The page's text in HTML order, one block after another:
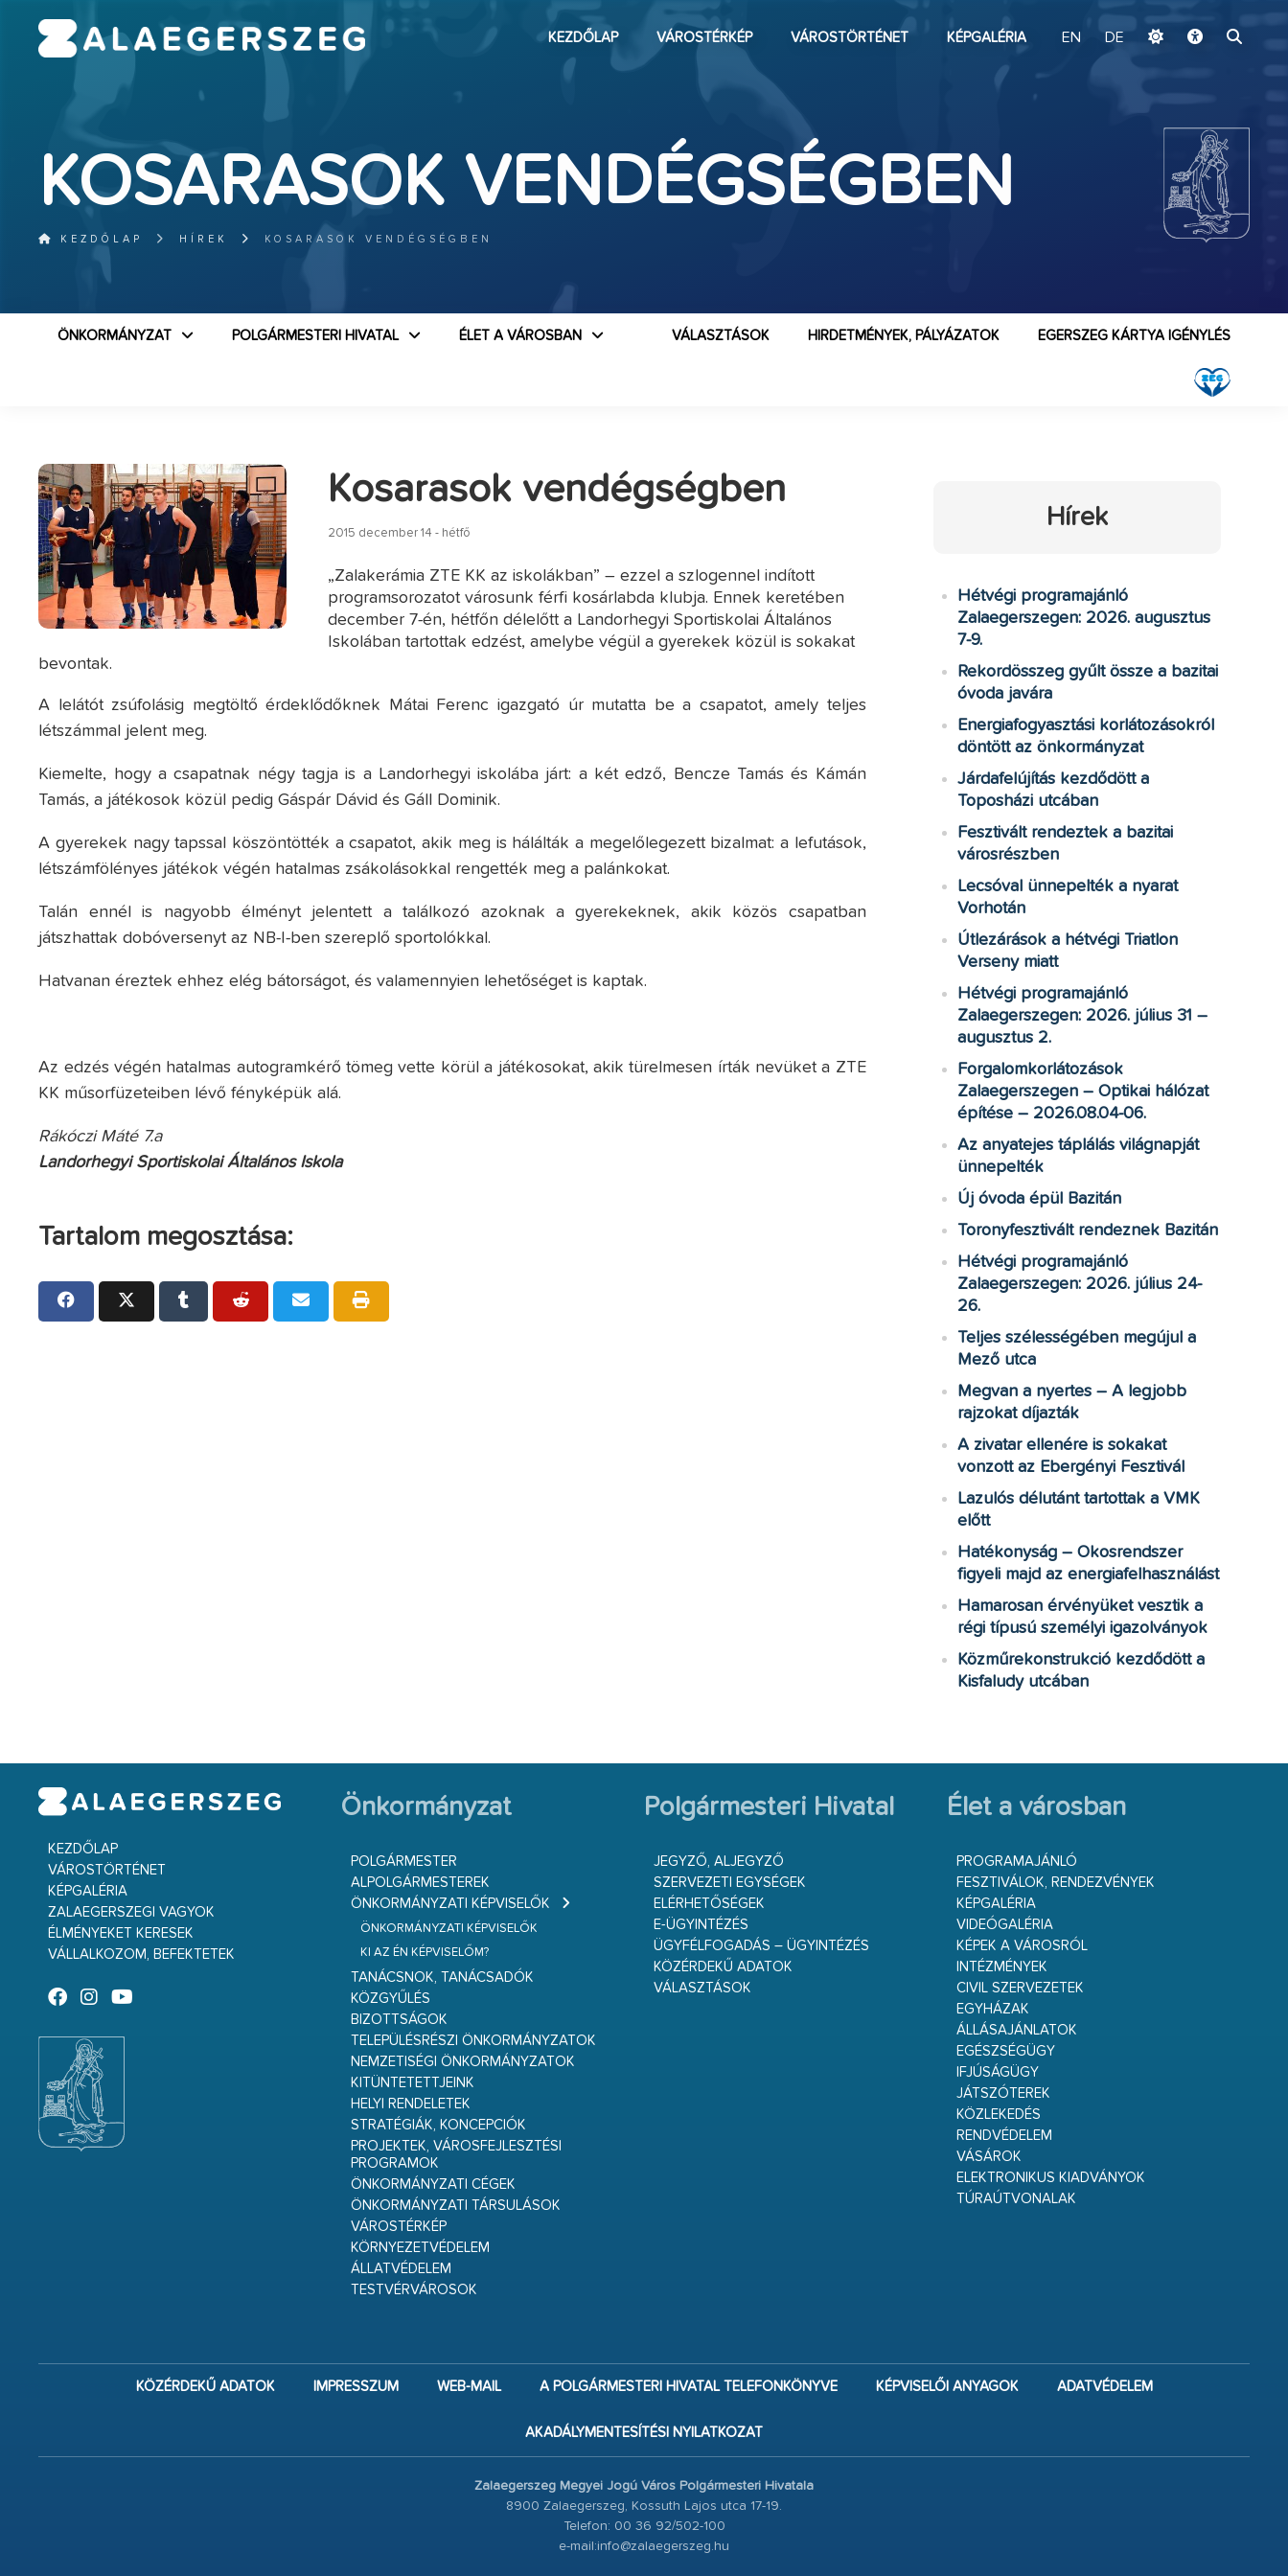
KEZDŐLAP VÁROSTÉRKÉP VÁROSTÖRTÉNET KÉPGALÉRIA EN DE
KOSARASOK VENDÉGSÉGBEN
KEZDŐLAP HÍREK KOSARASOK VENDÉGSÉGBEN
ÖNKORMÁNYZAT POLGÁRMESTERI HIVATAL ÉLET A VÁROSBAN EGERSZEG KÁRTYA IGÉNYLÉS
HIRDETMÉNYEK, PÁLYÁZATOK
VÁLASZTÁSOK
Kosarasok vendégségben
2015 december 14 - hétfő
„Zalakerámia ZTE KK az iskolákban” – ezzel a szlogennel indított
programsorozatot városunk férfi kosárlabda klubja. Ennek keretében
december 7-én, hétfőn délelőtt a Landorhegyi Sportiskolai Általános
Iskolában tartottak edzést, amelybe végül a gyerekek közül is sokakat
bevontak.
A lelátót zsúfolásig megtöltő érdeklődőknek Mátai Ferenc igazgató úr mutatta be a csapatot, amely teljes
létszámmal jelent meg.
Kiemelte, hogy a csapatnak négy tagja is a Landorhegyi iskolába járt: a két edző, Bencze Tamás és Kámán
Tamás, a játékosok közül pedig Gáspár Dávid és Gáll Dominik.
A gyerekek nagy tapssal köszöntötték a csapatot, akik meg is hálálták a megelőlegezett bizalmat: a lefutások,
létszámfölényes játékok végén hatalmas zsákolásokkal rengették meg a palánkokat.
Talán ennél is nagyobb élményt jelentett a találkozó azoknak a gyerekeknek, akik közös csapatban
játszhattak dobóversenyt az NB-I-ben szereplő sportolókkal.
Hatvanan éreztek ehhez elég bátorságot, és valamennyien lehetőséget is kaptak.
Az edzés végén hatalmas autogramkérő tömeg vette körül a játékosokat, akik türelmesen írták nevüket a ZTE
KK műsorfüzeteiben lévő fényképük alá.
Rákóczi Máté 7.a
Landorhegyi Sportiskolai Általános Iskola
Tartalom megosztása:
Hírek
Hétvégi programajánló
Zalaegerszegen: 2026. augusztus
7-9.
Rekordösszeg gyűlt össze a bazitai
óvoda javára
Energiafogyasztási korlátozásokról
döntött az önkormányzat
Járdafelújítás kezdődött a
Toposházi utcában
Fesztivált rendeztek a bazitai
városrészben
Lecsóval ünnepelték a nyarat
Vorhotán
Útlezárások a hétvégi Triatlon
Verseny miatt
Hétvégi programajánló
Zalaegerszegen: 2026. július 31 –
augusztus 2.
Forgalomkorlátozások
Zalaegerszegen – Optikai hálózat
építése – 2026.08.04-06.
Az anyatejes táplálás világnapját
ünnepelték
Új óvoda épül Bazitán
Toronyfesztivált rendeznek Bazitán
Hétvégi programajánló
Zalaegerszegen: 2026. július 24-
26.
Teljes szélességében megújul a
Mező utca
Megvan a nyertes – A legjobb
rajzokat díjazták
A zivatar ellenére is sokakat
vonzott az Ebergényi Fesztivál
Lazulós délutánt tartottak a VMK
előtt
Hatékonyság – Okosrendszer
figyeli majd az energiafelhasználást
Hamarosan érvényüket vesztik a
régi típusú személyi igazolványok
Közműrekonstrukció kezdődött a
Kisfaludy utcában
KEZDŐLAP
VÁROSTÖRTÉNET
KÉPGALÉRIA
ZALAEGERSZEGI VAGYOK
ÉLMÉNYEKET KERESEK
VÁLLALKOZOM, BEFEKTETEK
Önkormányzat
POLGÁRMESTER
ALPOLGÁRMESTEREK
ÖNKORMÁNYZATI KÉPVISELŐK
ÖNKORMÁNYZATI KÉPVISELŐK
KI AZ ÉN KÉPVISELŐM?
TANÁCSNOK, TANÁCSADÓK
KÖZGYŰLÉS
BIZOTTSÁGOK
TELEPÜLÉSRÉSZI ÖNKORMÁNYZATOK
NEMZETISÉGI ÖNKORMÁNYZATOK
KITÜNTETETTJEINK
HELYI RENDELETEK
STRATÉGIÁK, KONCEPCIÓK
PROJEKTEK, VÁROSFEJLESZTÉSI
PROGRAMOK
ÖNKORMÁNYZATI CÉGEK
ÖNKORMÁNYZATI TÁRSULÁSOK
VÁROSTÉRKÉP
KÖRNYEZETVÉDELEM
ÁLLATVÉDELEM
TESTVÉRVÁROSOK
Polgármesteri Hivatal
JEGYZŐ, ALJEGYZŐ
SZERVEZETI EGYSÉGEK
ELÉRHETŐSÉGEK
E-ÜGYINTÉZÉS
ÜGYFÉLFOGADÁS – ÜGYINTÉZÉS
KÖZÉRDEKŰ ADATOK
VÁLASZTÁSOK
Élet a városban
PROGRAMAJÁNLÓ
FESZTIVÁLOK, RENDEZVÉNYEK
KÉPGALÉRIA
VIDEÓGALÉRIA
KÉPEK A VÁROSRÓL
INTÉZMÉNYEK
CIVIL SZERVEZETEK
EGYHÁZAK
ÁLLÁSAJÁNLATOK
EGÉSZSÉGÜGY
IFJÚSÁGÜGY
JÁTSZÓTEREK
KÖZLEKEDÉS
RENDVÉDELEM
VÁSÁROK
ELEKTRONIKUS KIADVÁNYOK
TÚRAÚTVONALAK
KÖZÉRDEKŰ ADATOK IMPRESSZUM WEB-MAIL A POLGÁRMESTERI HIVATAL TELEFONKÖNYVE KÉPVISELŐI ANYAGOK ADATVÉDELEM
AKADÁLYMENTESÍTÉSI NYILATKOZAT
Zalaegerszeg Megyei Jogú Város Polgármesteri Hivatala
8900 Zalaegerszeg, Kossuth Lajos utca 17-19.
Telefon: 00 36 92/502-100
e-mail:info@zalaegerszeg.hu